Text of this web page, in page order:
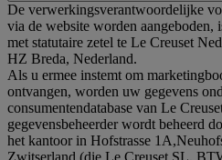
De verwerkingsverantwoordelijke
via de website worden
met statutaire zetel te Le Creuset
HZ Breda, Nederland.
Als u ermee instemt om
ontvangen, worden uw gegevens
consumentendatabase van Le
gegevensbeheerder wordt beheerd
het kantoor in Hofstrasse
Zwitserland (die Le Creuset SL,